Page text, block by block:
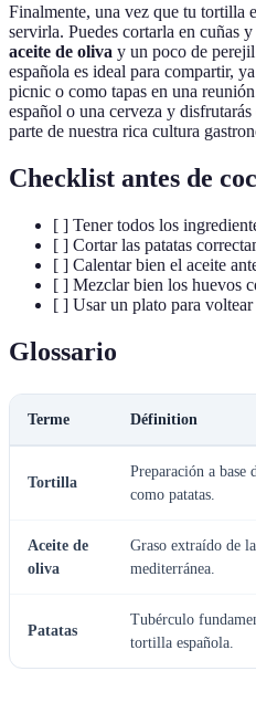
Finalmente, una vez que tu tortilla
servirla. Puedes cortarla en cuñas
aceite de oliva y un poco de
española es ideal para compartir,
picnic o como tapas en una
español o una cerveza y
parte de nuestra rica cultura
Checklist antes de
[ ] Tener todos los
[ ] Cortar las patatas
[ ] Calentar bien el aceite
[ ] Mezclar bien los huevos
[ ] Usar un plato para
Glossario
Terme Définition
Tortilla
Preparación a base
como patatas.
Aceite de
oliva
Graso extraído de
mediterránea.
Patatas
Tubérculo
tortilla española.